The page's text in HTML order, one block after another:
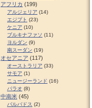
アフリカ (199)
アルジェリア (14)
エジプト (23)
ケニア (10)
ブルキナファソ (11)
ヨルダン (9)
南スーダン (19)
オセアニア (117)
オーストラリア (33)
サモア (1)
ニュージーランド (16)
パラオ (8)
中南米 (45)
バルバドス (2)